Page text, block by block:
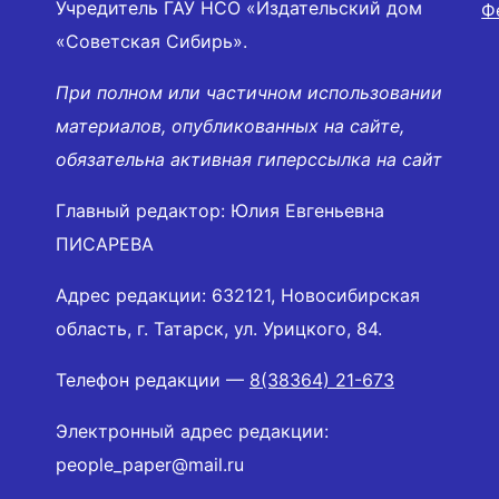
Учредитель ГАУ НСО «Издательский дом
«Советская Сибирь».
При полном или частичном использовании
материалов, опубликованных на сайте,
обязательна активная гиперссылка на сайт
Главный редактор: Юлия Евгеньевна
ПИСАРЕВА
Адрес редакции: 632121, Новосибирская
область, г. Татарск, ул. Урицкого, 84.
Телефон редакции — 8(38364) 21-673
Электронный адрес редакции:
people_paper@mail.ru